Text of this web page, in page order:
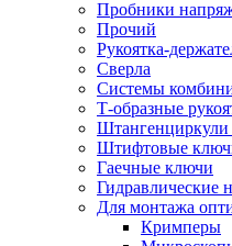
Пробники
Прочий
Рукоятка-
Сверла
Системы
Т-образные
Штифтовые
Гаечные ключи
Гидравлические
Для монтажа
Кримперы